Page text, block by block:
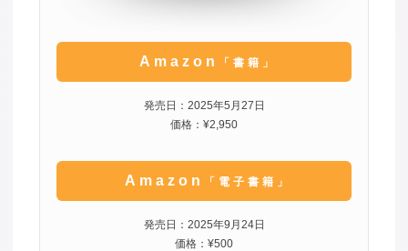
Amazon 「書籍」
発売日：2025年5月27日
価格：¥2,950
Amazon 「電子書籍」
発売日：2025年9月24日
価格：¥500